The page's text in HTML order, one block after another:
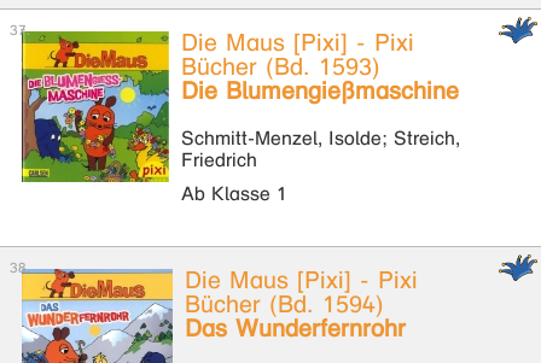
Die Maus [Pixi] - Pixi
Bücher (Bd. 1593)
Die Blumengießmaschine
Schmitt-Menzel, Isolde; Streich,
Friedrich
Ab Klasse 1
Die Maus [Pixi] - Pixi
Bücher (Bd. 1594)
Das Wunderfernrohr